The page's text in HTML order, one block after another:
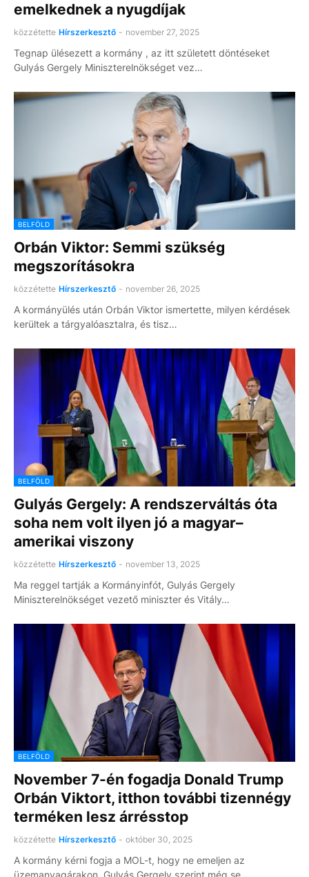
emelkednek a nyugdíjak
közzétette Hírszerkesztő - november 27, 2025
Tegnap ülésezett a kormány , az itt született döntéseket
Gulyás Gergely Miniszterelnökséget vez…
BELFÖLD
Orbán Viktor: Semmi szükség
megszorításokra
közzétette Hírszerkesztő - november 26, 2025
A kormányülés után Orbán Viktor ismertette, milyen kérdések
kerültek a tárgyalóasztalra, és tisz…
BELFÖLD
Gulyás Gergely: A rendszerváltás óta
soha nem volt ilyen jó a magyar–
amerikai viszony
közzétette Hírszerkesztő - november 13, 2025
Ma reggel tartják a Kormányinfót, Gulyás Gergely
Miniszterelnökséget vezető miniszter és Vitály…
BELFÖLD
November 7-én fogadja Donald Trump
Orbán Viktort, itthon további tizennégy
terméken lesz árrésstop
közzétette Hírszerkesztő - október 30, 2025
A kormány kérni fogja a MOL-t, hogy ne emeljen az
üzemanyagárakon Gulyás Gergely szerint még se…